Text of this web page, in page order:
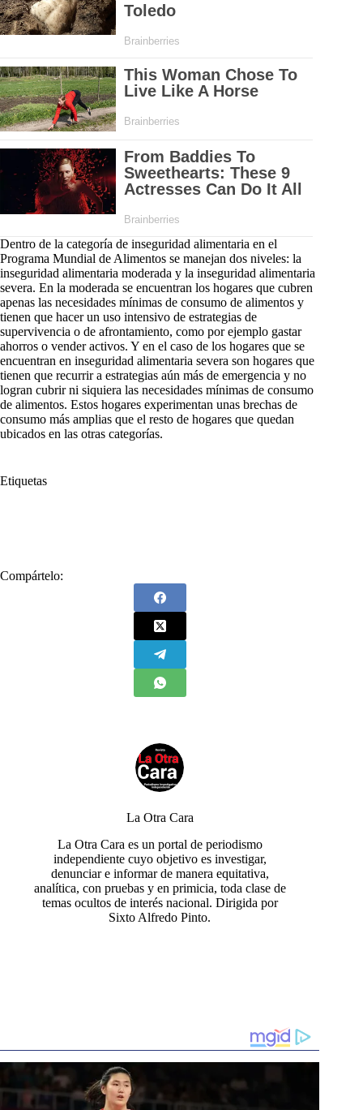
Dentro de la categoría de inseguridad alimentaria en el
Programa Mundial de Alimentos se manejan dos niveles: la
inseguridad alimentaria moderada y la inseguridad alimentaria
severa. En la moderada se encuentran los hogares que cubren
apenas las necesidades mínimas de consumo de alimentos y
tienen que hacer un uso intensivo de estrategias de
supervivencia o de afrontamiento, como por ejemplo gastar
ahorros o vender activos. Y en el caso de los hogares que se
encuentran en inseguridad alimentaria severa son hogares que
tienen que recurrir a estrategias aún más de emergencia y no
logran cubrir ni siquiera las necesidades mínimas de consumo
de alimentos. Estos hogares experimentan unas brechas de
consumo más amplias que el resto de hogares que quedan
ubicados en las otras categorías.
Etiquetas
Compártelo:
La Otra Cara
La Otra Cara es un portal de periodismo
independiente cuyo objetivo es investigar,
denunciar e informar de manera equitativa,
analítica, con pruebas y en primicia, toda clase de
temas ocultos de interés nacional. Dirigida por
Sixto Alfredo Pinto.